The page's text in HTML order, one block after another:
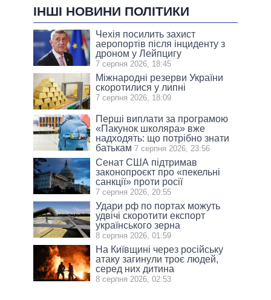
ІНШІ НОВИНИ ПОЛІТИКИ
Чехія посилить захист
аеропортів після інциденту з
дроном у Лейпцигу
7 серпня 2026, 18:45
Міжнародні резерви України
скоротилися у липні
7 серпня 2026, 18:09
Перші виплати за програмою
«Пакунок школяра» вже
надходять: що потрібно знати
батькам 7 серпня 2026, 23:56
Сенат США підтримав
законопроєкт про «пекельні
санкції» проти росії
7 серпня 2026, 20:55
Удари рф по портах можуть
удвічі скоротити експорт
українського зерна
8 серпня 2026, 01:59
На Київщині через російську
атаку загинули троє людей,
серед них дитина
8 серпня 2026, 02:53